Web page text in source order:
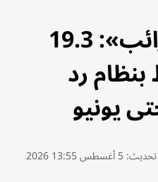
«الاتحادية للضرائب»: 19.3
رد
يونيو
تحديث:5 أغسطس 13:55 2026